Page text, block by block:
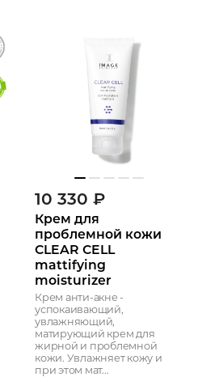
10 330 ₽
Крем для
проблемной кожи
CLEAR CELL
mattifying
moisturizer
Крем анти-акне -
успокаивающий,
увлажняющий,
матирующий крем для
жирной и проблемной
кожи. Увлажняет кожу и
при этом мат...